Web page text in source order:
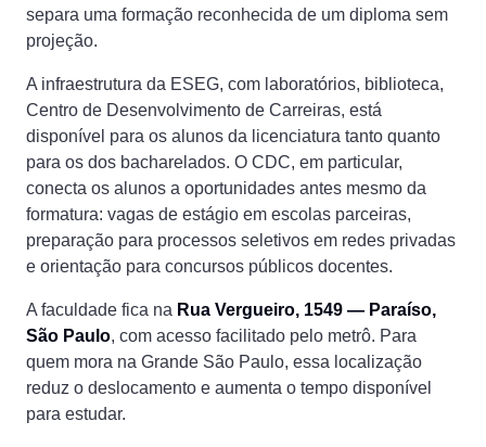
separa uma formação reconhecida de um diploma sem
projeção.
A infraestrutura da ESEG, com laboratórios, biblioteca,
Centro de Desenvolvimento de Carreiras, está
disponível para os alunos da licenciatura tanto quanto
para os dos bacharelados. O CDC, em particular,
conecta os alunos a oportunidades antes mesmo da
formatura: vagas de estágio em escolas parceiras,
preparação para processos seletivos em redes privadas
e orientação para concursos públicos docentes.
A faculdade fica na Rua Vergueiro, 1549 — Paraíso,
São Paulo, com acesso facilitado pelo metrô. Para
quem mora na Grande São Paulo, essa localização
reduz o deslocamento e aumenta o tempo disponível
para estudar.